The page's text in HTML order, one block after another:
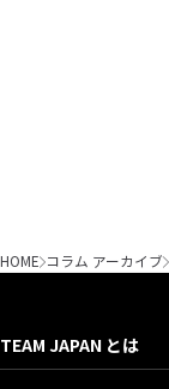
HOME コラム アーカイブ
TEAM JAPAN とは